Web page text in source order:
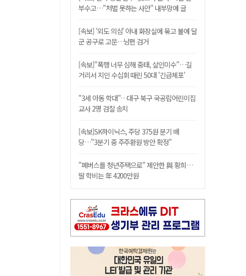
부수고…"처벌 못하는 사안" 내부망에 글
[속보] '외도 의심' 아내 화장실에 묶고 불에 달
군 공구로 고문…남편 검거
[속보]"폭행 너무 심해 중태, 살인미수"…길
거리서 지인 수십회 때린 50대 '긴급체포'
"3세 아동 학대"…대구 북구 국공립어린이집
교사 2명 검찰 송치
[속보]SK하이닉스, 주당 375원 분기 배
당…"3분기 중 주주환원 방안 확정"
"폐버스를 청년주택으로" 제안한 與 황희…
딸 학비는 年 4200만원